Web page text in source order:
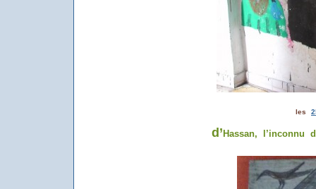
les
d’ Hassan, l’inconnu